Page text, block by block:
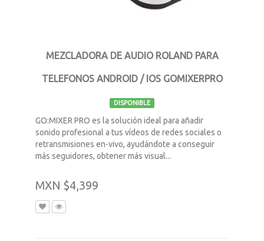
MEZCLADORA DE AUDIO ROLAND PARA
TELEFONOS ANDROID / IOS GOMIXERPRO
DISPONIBLE
GO:MIXER PRO es la solución ideal para añadir
sonido profesional a tus vídeos de redes sociales o
retransmisiones en-vivo, ayudándote a conseguir
más seguidores, obtener más visual...
MXN $4,399